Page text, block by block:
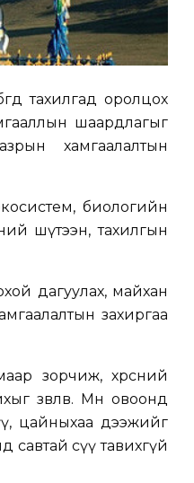
тахилгад оролцох
шаардлагыг
хамгаалалтын
биологийн
шүтээн, тахилгын
дагуулах, майхан
захиргаа
зорчиж, хөрсний
зөвлөв. Мөн овоонд
цайныхаа дээжийг
савтай сүү тавихгүй